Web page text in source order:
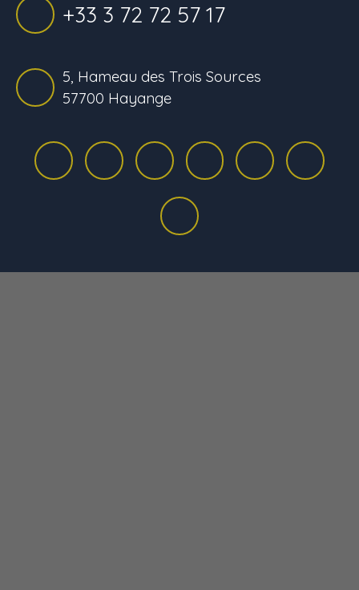
+33 3 72 72 57 17
5, Hameau des Trois Sources
57700 Hayange